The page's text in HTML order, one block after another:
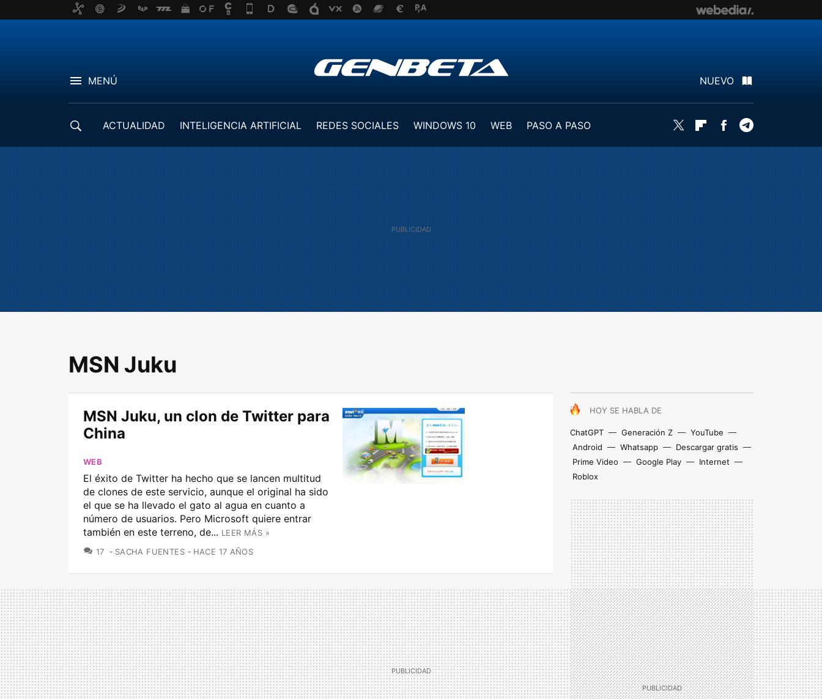
MENÚ NUEVO
ACTUALIDAD INTELIGENCIA ARTIFICIAL REDES SOCIALES WINDOWS 10 WEB
PASO A PASO
Twitter FlipboardFacebook
MSN Juku
HOY SE HABLA DE
ChatGPT Generación Z
YouTube
Android
Whatsapp
Descargar gratis
Prime Video
Google Play
Internet
Roblox
MSN Juku, un clon de Twitter para
China
WEB
El éxito de Twitter ha hecho que se lancen multitud
de clones de este servicio, aunque el original ha sido
el que se ha llevado el gato al agua en cuanto a
número de usuarios. Pero Microsoft quiere entrar
también en este terreno, de... LEER MÁS »
17 COMENTARIOS
SACHA FUENTES HACE 17 AÑOS